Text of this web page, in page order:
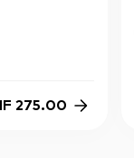
275.00